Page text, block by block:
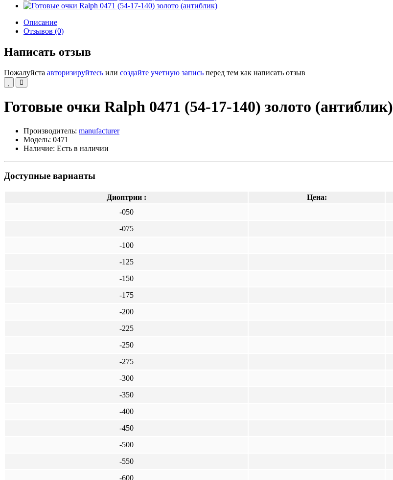
Описание
Отзывов (0)
Написать отзыв
Пожалуйста авторизируйтесь или создайте учетную запись перед тем как написать отзыв
Готовые очки Ralph 0471 (54-17-140) золото (антиблик)
Производитель: manufacturer
Модель: 0471
Наличие: Есть в наличии
Доступные варианты
Диоптрии : Цена:
-050
-075
-100
-125
-150
-175
-200
-225
-250
-275
-300
-350
-400
-450
-500
-550
-600